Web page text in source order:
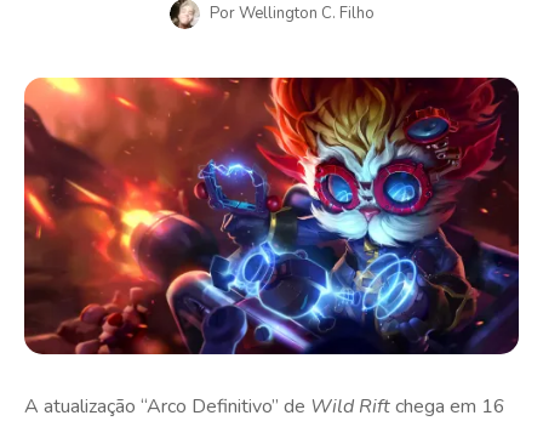
PorWellington C. Filho
A atualização “Arco Definitivo” de Wild Riftchega em 16